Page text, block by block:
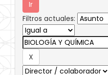
Filtros actuales: